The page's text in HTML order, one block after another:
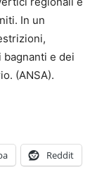
In un
e dei
(ANSA).
Reddit